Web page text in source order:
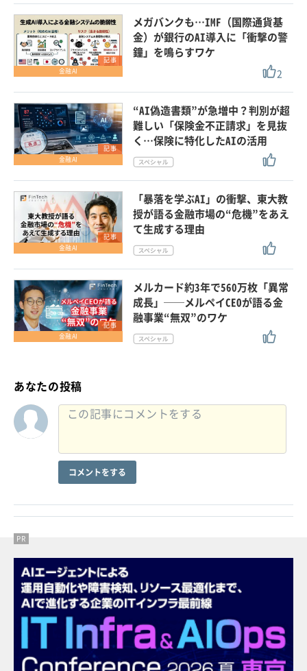
記事
金融AI
メガバンクも…IMF（国際通貨基
金）が銀行のAI導入に「衝撃の警
鐘」を鳴らすワケ
2
記事
金融AI
“AI偽造書類”が急増中？判別が超
難しい「保険金不正請求」を見抜
く…保険に特化したAIの活用
記事
金融AI
「暴落を学ぶAI」の衝撃、東大教
授が語る金融市場の“危機”をあえ
て生成する理由
記事
金融AI
メルカード約3年で560万枚「異常
成長」──メルペイCEOが語る金
融事業“無双”のワケ
あなたの投稿
コメントをする
PR
PR
PR